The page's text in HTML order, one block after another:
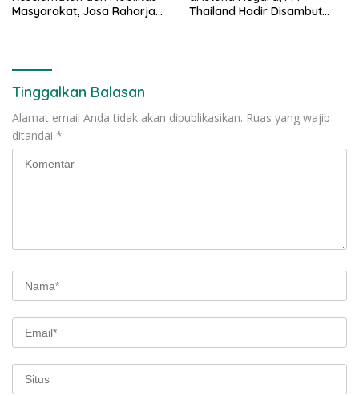
Masyarakat, Jasa Raharja
Thailand Hadir Disambut
Tinggalkan Balasan
Alamat email Anda tidak akan dipublikasikan. Ruas yang wajib
ditandai *